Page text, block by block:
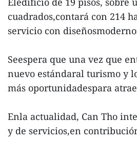
cuadrados,contará con 214
servicio con
Seespera que una vez que
nuevo estándaral turismo y
más oportunidadespara
Enla actualidad, Can Tho
y de servicios,en